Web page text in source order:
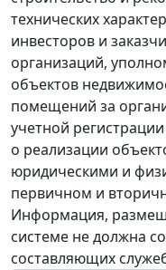
технических
инвесторов и
организаций,
объектов
помещений за
учетной
о реализации
юридическими и
первичном и
Информация,
системе не должна
составляющих